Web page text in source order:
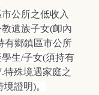
公所之低收入
遺族子女(卹內
有鄉鎮區市公所
生/子女(須持有
特殊境遇家庭之
證明)。